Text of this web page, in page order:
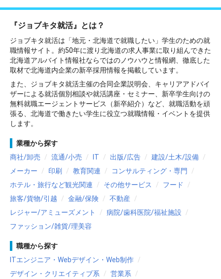
『ジョブキタ就活』とは？
ジョブキタ就活は「地元・北海道で就職したい」学生のための就
職情報サイト。約50年に渡り北海道の求人事業に取り組んできた
北海道アルバイト情報社ならではのノウハウと情報網、徹底した
取材で北海道内企業の新卒採用情報を掲載しています。
また、ジョブキタ就活主催の合同企業説明会、キャリアアドバイ
ザーによる就活個別相談や就活講座・セミナー、新卒学生向けの
無料就職エージェントサービス（新卒紹介）など、就職活動を頑
張る、北海道で働きたい学生に役立つ就職情報・イベントを提供
します。
業種から探す
商社/卸売
流通/小売 IT 出版/広告
建設/土木/設備
メーカー
印刷 教育関連
コンサルティング・専門
ホテル・旅行など観光関連
その他サービス
フード
旅客/貨物/引越
金融/保険
不動産
レジャー/アミューズメント
病院/歯科医院/福祉施設
ファッション/雑貨/理美容
職種から探す
ITエンジニア・Webデザイン・Web制作
デザイン・クリエイティブ系
営業系